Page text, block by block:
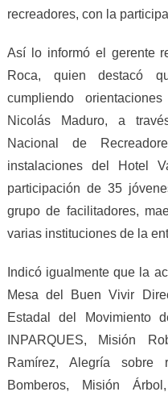
recreadores, con la
Así lo informó el gerente
Roca, quien destacó
cumpliendo
Nicolás Maduro, a
Nacional de
instalaciones del Hotel
participación de 35
grupo de facilitadores,
varias instituciones de la
Indicó igualmente que la
Mesa del Buen Vivir
Estadal del Movimiento
INPARQUES, Misión
Ramírez, Alegría sobre
Bomberos, Misión